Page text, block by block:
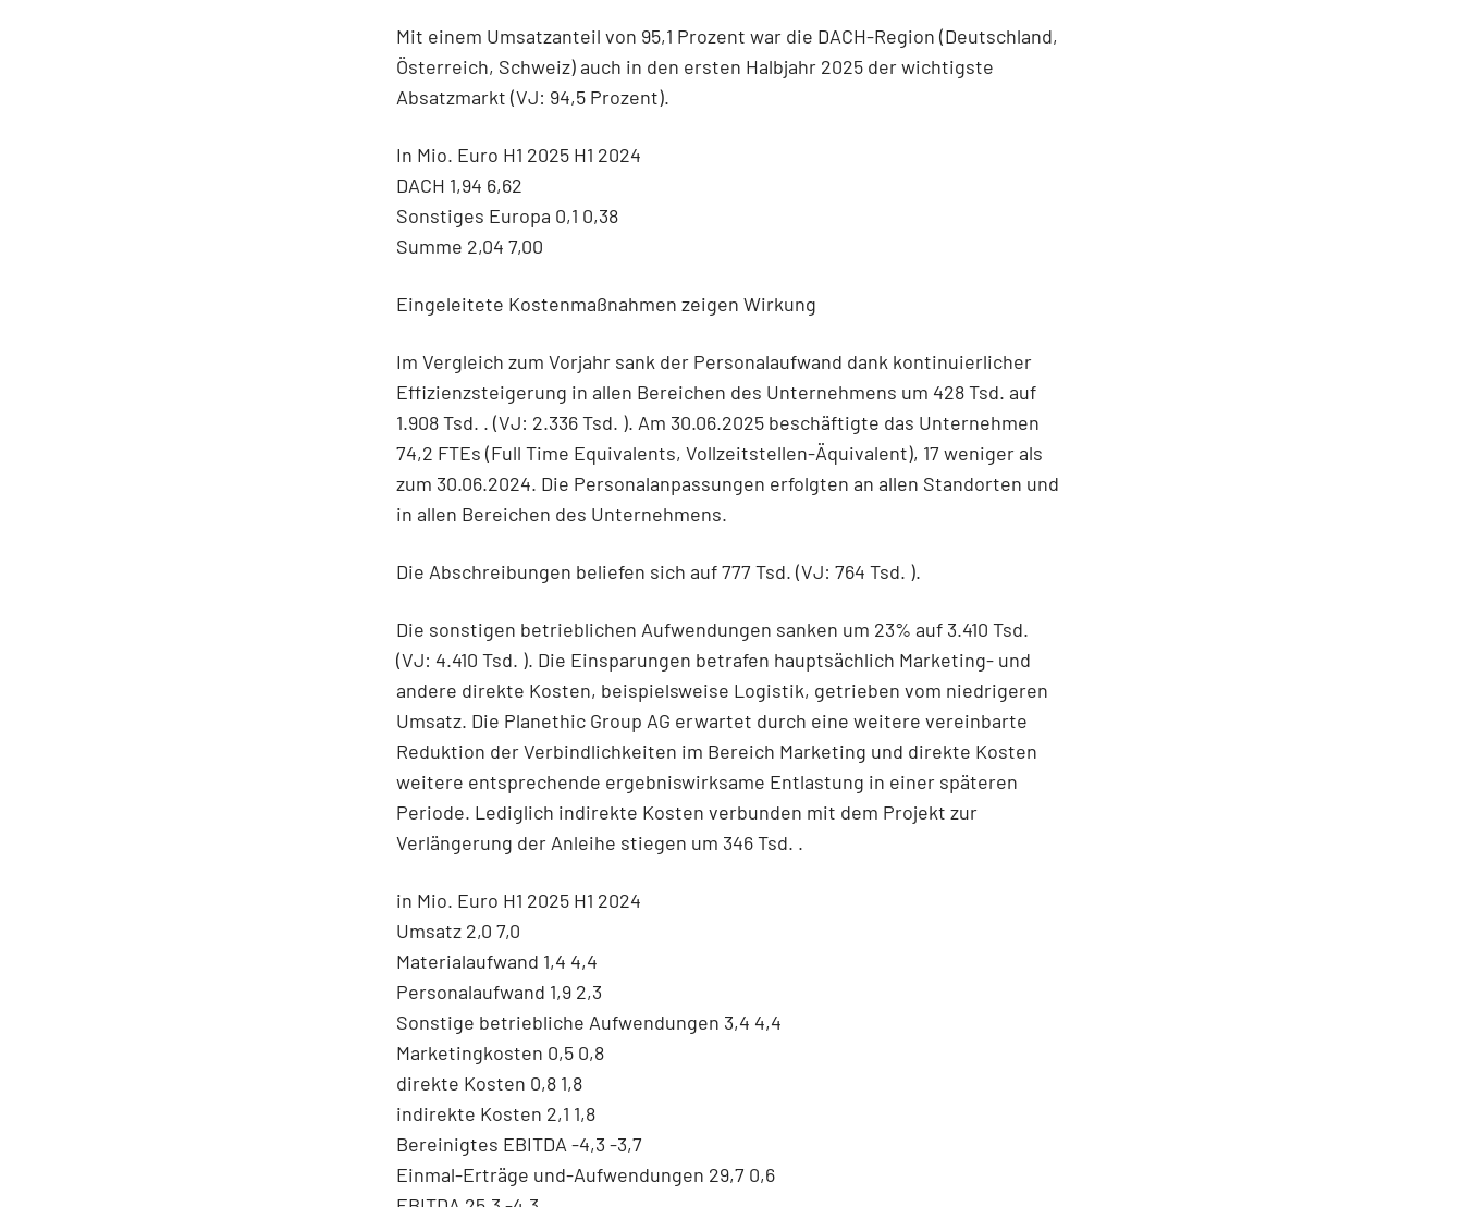
Mit einem Umsatzanteil von 95,1 Prozent war die DACH-Region (Deutschland,
Österreich, Schweiz) auch in den ersten Halbjahr 2025 der wichtigste
Absatzmarkt (VJ: 94,5 Prozent).
In Mio. Euro H1 2025 H1 2024
DACH 1,94 6,62
Sonstiges Europa 0,1 0,38
Summe 2,04 7,00
Eingeleitete Kostenmaßnahmen zeigen Wirkung
Im Vergleich zum Vorjahr sank der Personalaufwand dank kontinuierlicher
Effizienzsteigerung in allen Bereichen des Unternehmens um 428 Tsd. auf
1.908 Tsd. . (VJ: 2.336 Tsd. ). Am 30.06.2025 beschäftigte das Unternehmen
74,2 FTEs (Full Time Equivalents, Vollzeitstellen-Äquivalent), 17 weniger als
zum 30.06.2024. Die Personalanpassungen erfolgten an allen Standorten und
in allen Bereichen des Unternehmens.
Die Abschreibungen beliefen sich auf 777 Tsd. (VJ: 764 Tsd. ).
Die sonstigen betrieblichen Aufwendungen sanken um 23% auf 3.410 Tsd.
(VJ: 4.410 Tsd. ). Die Einsparungen betrafen hauptsächlich Marketing- und
andere direkte Kosten, beispielsweise Logistik, getrieben vom niedrigeren
Umsatz. Die Planethic Group AG erwartet durch eine weitere vereinbarte
Reduktion der Verbindlichkeiten im Bereich Marketing und direkte Kosten
weitere entsprechende ergebniswirksame Entlastung in einer späteren
Periode. Lediglich indirekte Kosten verbunden mit dem Projekt zur
Verlängerung der Anleihe stiegen um 346 Tsd. .
in Mio. Euro H1 2025 H1 2024
Umsatz 2,0 7,0
Materialaufwand 1,4 4,4
Personalaufwand 1,9 2,3
Sonstige betriebliche Aufwendungen 3,4 4,4
Marketingkosten 0,5 0,8
direkte Kosten 0,8 1,8
indirekte Kosten 2,1 1,8
Bereinigtes EBITDA -4,3 -3,7
Einmal-Erträge und-Aufwendungen 29,7 0,6